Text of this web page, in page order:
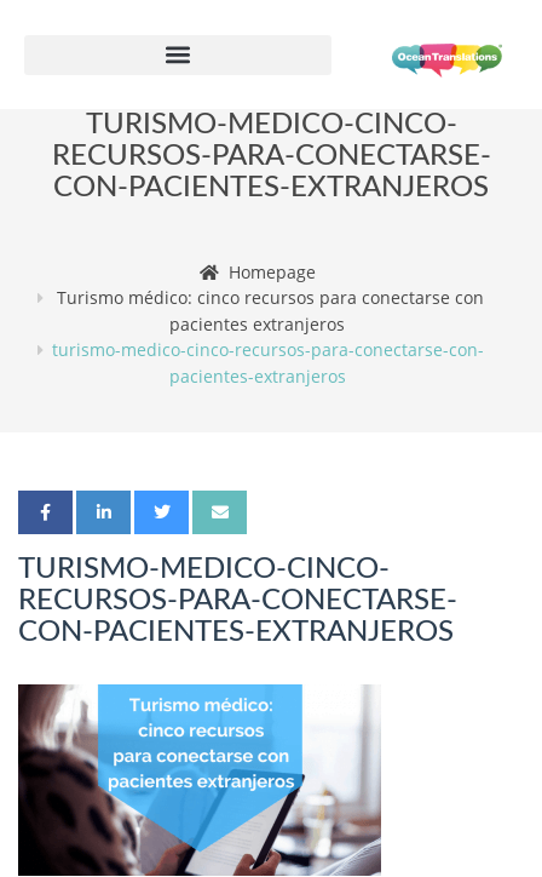
TURISMO-MEDICO-CINCO-
RECURSOS-PARA-CONECTARSE-
CON-PACIENTES-EXTRANJEROS
Homepage
Turismo médico: cinco recursos para conectarse con
pacientes extranjeros
turismo-medico-cinco-recursos-para-conectarse-con-
pacientes-extranjeros
TURISMO-MEDICO-CINCO-
RECURSOS-PARA-CONECTARSE-
CON-PACIENTES-EXTRANJEROS